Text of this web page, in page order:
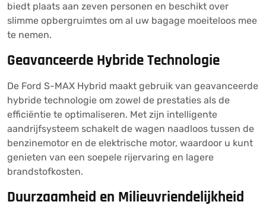
biedt plaats aan zeven personen en beschikt over
slimme opbergruimtes om al uw bagage moeiteloos mee
te nemen.
Geavanceerde Hybride Technologie
De Ford S-MAX Hybrid maakt gebruik van geavanceerde
hybride technologie om zowel de prestaties als de
efficiëntie te optimaliseren. Met zijn intelligente
aandrijfsysteem schakelt de wagen naadloos tussen de
benzinemotor en de elektrische motor, waardoor u kunt
genieten van een soepele rijervaring en lagere
brandstofkosten.
Duurzaamheid en Milieuvriendelijkheid